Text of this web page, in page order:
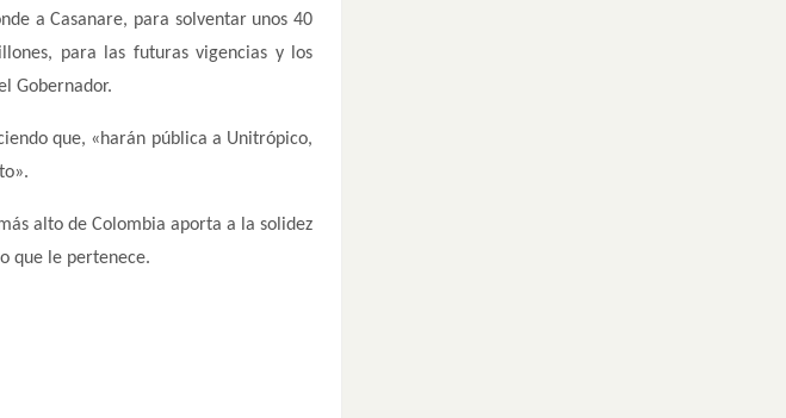
a Casanare, para solventar unos 40
para las futuras vigencias y los
Gobernador.
que, «harán pública a Unitrópico,
alto de Colombia aporta a la solidez
que le pertenece.